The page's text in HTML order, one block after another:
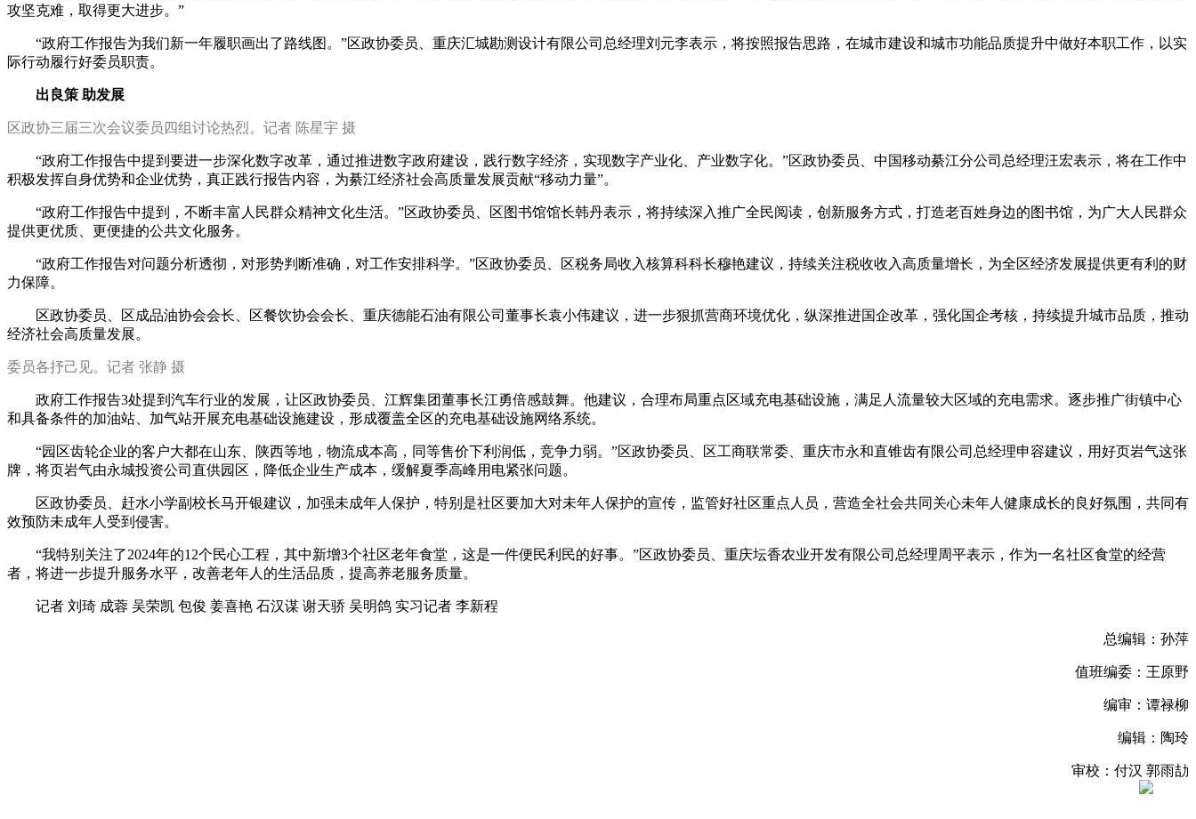
攻坚克难，取得更大进步。”
“政府工作报告为我们新一年履职画出了路线图。”区政协委员、重庆汇城勘测设计有限公司总经理刘元李表示，将按照报告思路，在城市建设和城市功能品质提升中做好本职工作，以实
际行动履行好委员职责。
出良策 助发展
区政协三届三次会议委员四组讨论热烈。记者 陈星宇 摄
“政府工作报告中提到要进一步深化数字改革，通过推进数字政府建设，践行数字经济，实现数字产业化、产业数字化。”区政协委员、中国移动綦江分公司总经理汪宏表示，将在工作中
积极发挥自身优势和企业优势，真正践行报告内容，为綦江经济社会高质量发展贡献“移动力量”。
“政府工作报告中提到，不断丰富人民群众精神文化生活。”区政协委员、区图书馆馆长韩丹表示，将持续深入推广全民阅读，创新服务方式，打造老百姓身边的图书馆，为广大人民群众
提供更优质、更便捷的公共文化服务。
“政府工作报告对问题分析透彻，对形势判断准确，对工作安排科学。”区政协委员、区税务局收入核算科科长穆艳建议，持续关注税收收入高质量增长，为全区经济发展提供更有利的财
力保障。
区政协委员、区成品油协会会长、区餐饮协会会长、重庆德能石油有限公司董事长袁小伟建议，进一步狠抓营商环境优化，纵深推进国企改革，强化国企考核，持续提升城市品质，推动
经济社会高质量发展。
委员各抒己见。记者 张静 摄
政府工作报告3处提到汽车行业的发展，让区政协委员、江辉集团董事长江勇倍感鼓舞。他建议，合理布局重点区域充电基础设施，满足人流量较大区域的充电需求。逐步推广街镇中心
和具备条件的加油站、加气站开展充电基础设施建设，形成覆盖全区的充电基础设施网络系统。
“园区齿轮企业的客户大都在山东、陕西等地，物流成本高，同等售价下利润低，竞争力弱。”区政协委员、区工商联常委、重庆市永和直锥齿有限公司总经理申容建议，用好页岩气这张
牌，将页岩气由永城投资公司直供园区，降低企业生产成本，缓解夏季高峰用电紧张问题。
区政协委员、赶水小学副校长马开银建议，加强未成年人保护，特别是社区要加大对未年人保护的宣传，监管好社区重点人员，营造全社会共同关心未年人健康成长的良好氛围，共同有
效预防未成年人受到侵害。
“我特别关注了2024年的12个民心工程，其中新增3个社区老年食堂，这是一件便民利民的好事。”区政协委员、重庆坛香农业开发有限公司总经理周平表示，作为一名社区食堂的经营
者，将进一步提升服务水平，改善老年人的生活品质，提高养老服务质量。
记者 刘琦 成蓉 吴荣凯 包俊 姜喜艳 石汉谋 谢天骄 吴明鸽 实习记者 李新程
总编辑：孙萍
值班编委：王原野
编审：谭禄柳
编辑：陶玲
审校：付汉 郭雨劼